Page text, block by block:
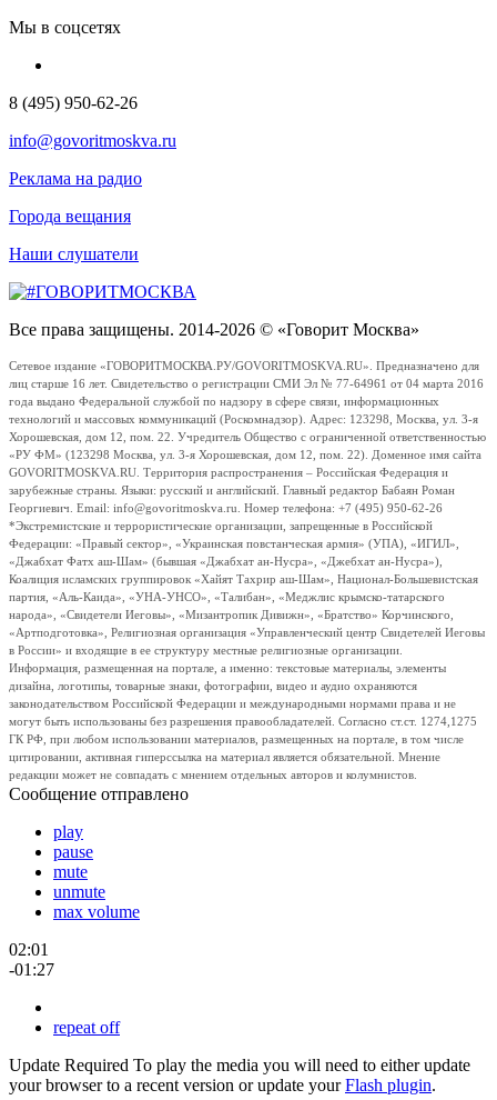
Мы в соцсетях
8 (495) 950-62-26
info@govoritmoskva.ru
Реклама на радио
Города вещания
Наши слушатели
Все права защищены. 2014-2026 © «Говорит Москва»
Сетевое издание «ГОВОРИТМОСКВА.РУ/GOVORITMOSKVA.RU». Предназначено для
лиц старше 16 лет. Свидетельство о регистрации СМИ Эл № 77-64961 от 04 марта 2016
года выдано Федеральной службой по надзору в сфере связи, информационных
технологий и массовых коммуникаций (Роскомнадзор). Адрес: 123298, Москва, ул. 3-я
Хорошевская, дом 12, пом. 22. Учредитель Общество с ограниченной ответственностью
«РУ ФМ» (123298 Москва, ул. 3-я Хорошевская, дом 12, пом. 22). Доменное имя сайта
GOVORITMOSKVA.RU. Территория распространения – Российская Федерация и
зарубежные страны. Языки: русский и английский. Главный редактор Бабаян Роман
Георгиевич. Email: info@govoritmoskva.ru. Номер телефона: +7 (495) 950-62-26
*Экстремистские и террористические организации, запрещенные в Российской
Федерации: «Правый сектор», «Украинская повстанческая армия» (УПА), «ИГИЛ»,
«Джабхат Фатх аш-Шам» (бывшая «Джабхат ан-Нусра», «Джебхат ан-Нусра»),
Коалиция исламских группировок «Хайят Тахрир аш-Шам», Национал-Большевистская
партия, «Аль-Каида», «УНА-УНСО», «Талибан», «Меджлис крымско-татарского
народа», «Свидетели Иеговы», «Мизантропик Дивижн», «Братство» Корчинского,
«Артподготовка», Религиозная организация «Управленческий центр Свидетелей Иеговы
в России» и входящие в ее структуру местные религиозные организации.
Информация, размещенная на портале, а именно: текстовые материалы, элементы
дизайна, логотипы, товарные знаки, фотографии, видео и аудио охраняются
законодательством Российской Федерации и международными нормами права и не
могут быть использованы без разрешения правообладателей. Согласно ст.ст. 1274,1275
ГК РФ, при любом использовании материалов, размещенных на портале, в том числе
цитировании, активная гиперссылка на материал является обязательной. Мнение
редакции может не совпадать с мнением отдельных авторов и колумнистов.
Сообщение отправлено
play
pause
mute
unmute
max volume
02:01
-01:27
repeat off
Update Required To play the media you will need to either update
your browser to a recent version or update yourFlash plugin.